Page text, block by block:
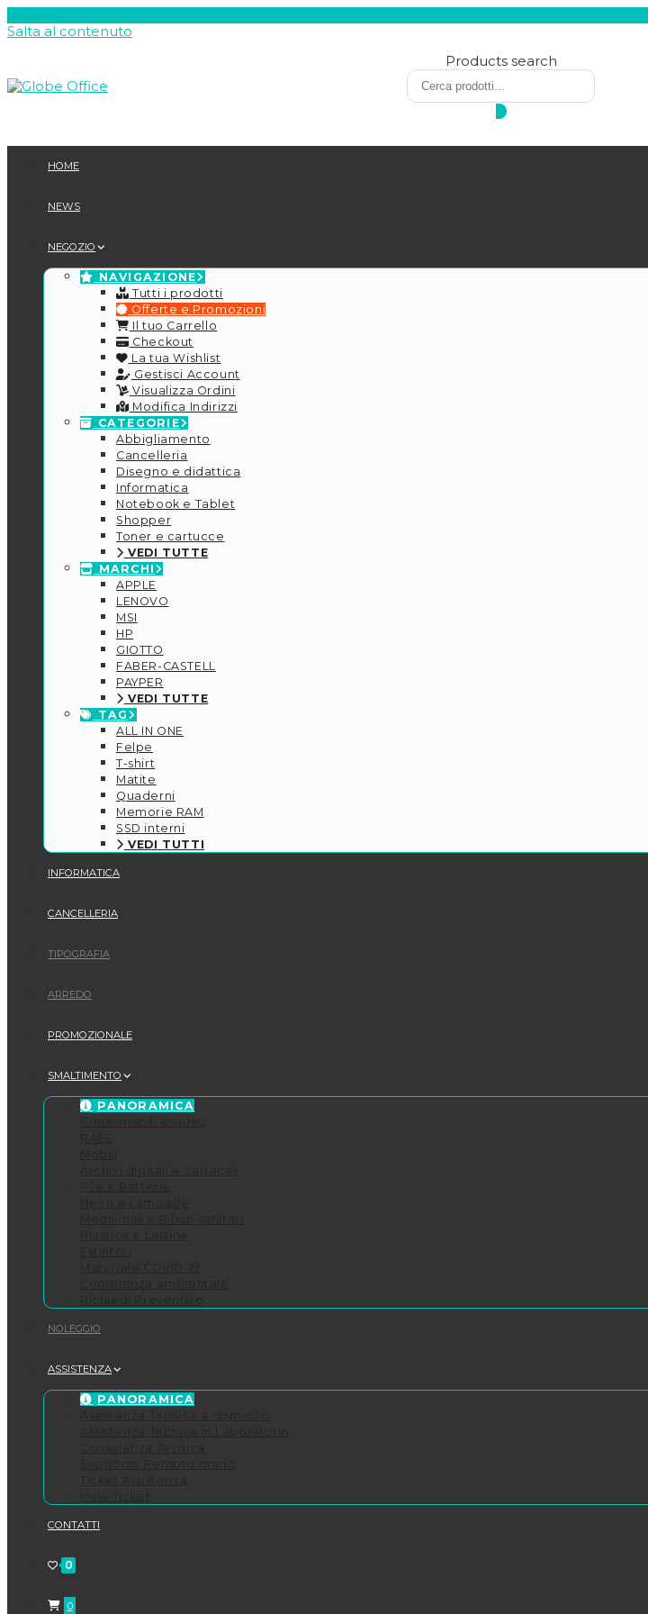
Salta al contenuto
Products search
HOME
NEWS
NEGOZIO
NAVIGAZIONE
Tutti i prodotti
Offerte e Promozioni
Il tuo Carrello
Checkout
La tua Wishlist
Gestisci Account
Visualizza Ordini
Modifica Indirizzi
CATEGORIE
Abbigliamento
Cancelleria
Disegno e didattica
Informatica
Notebook e Tablet
Shopper
Toner e cartucce
VEDI TUTTE
MARCHI
APPLE
LENOVO
MSI
HP
GIOTTO
FABER-CASTELL
PAYPER
VEDI TUTTE
TAG
ALL IN ONE
Felpe
T-shirt
Matite
Quaderni
Memorie RAM
SSD interni
VEDI TUTTI
INFORMATICA
CANCELLERIA
TIPOGRAFIA
ARREDO
PROMOZIONALE
SMALTIMENTO
PANORAMICA
NOLEGGIO
ASSISTENZA
PANORAMICA
CONTATTI
0
0